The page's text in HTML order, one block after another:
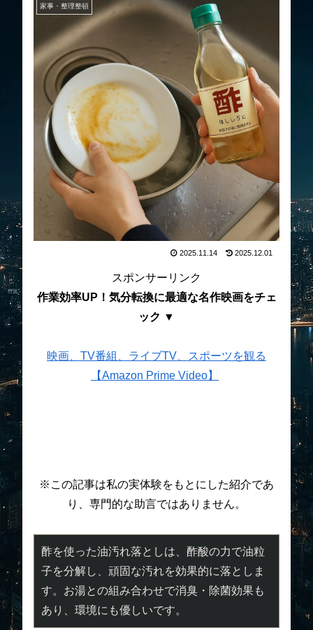
家事・整理整頓
2025.11.14 2025.12.01
スポンサーリンク
作業効率UP！気分転換に最適な名作映画をチェ
ック ▼
映画、TV番組、ライブTV、スポーツを観る
【Amazon Prime Video】
※この記事は私の実体験をもとにした紹介であ
り、専門的な助言ではありません。
酢を使った油汚れ落としは、酢酸の力で油粒
子を分解し、頑固な汚れを効果的に落としま
す。お湯との組み合わせで消臭・除菌効果も
あり、環境にも優しいです。